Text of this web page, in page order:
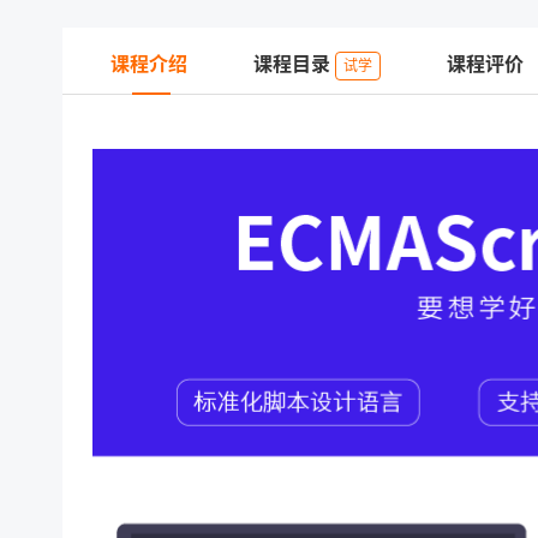
课程介绍 课程目录 试学 课程评价